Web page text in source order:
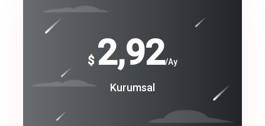
track energy costs
$ 2,92/Ay
Kurumsal
$
240
Coroprate